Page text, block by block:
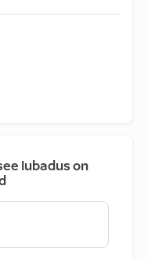
lubadus on